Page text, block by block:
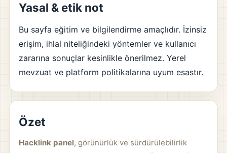
Yasal & etik not
Bu sayfa eğitim ve bilgilendirme amaçlıdır. İzinsiz
erişim, ihlal niteliğindeki yöntemler ve kullanıcı
zararına sonuçlar kesinlikle önerilmez. Yerel
mevzuat ve platform politikalarına uyum esastır.
Özet
Hacklink panel, görünürlük ve sürdürülebilirlik